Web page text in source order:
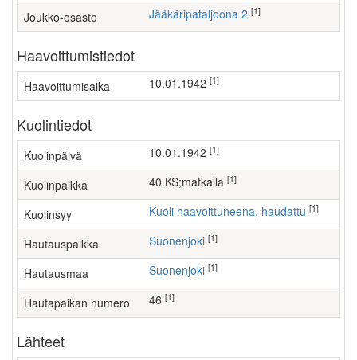
Joukko-osasto Jääkäripataljoona 2 [1]
Haavoittumistiedot
Haavoittumisaika 10.01.1942 [1]
Kuolintiedot
Kuolinpäivä 10.01.1942 [1]
Kuolinpaikka 40.KS;matkalla [1]
Kuolinsyy Kuoli haavoittuneena, haudattu [1]
Hautauspaikka Suonenjoki [1]
Hautausmaa Suonenjoki [1]
Hautapaikan numero 46 [1]
Lähteet